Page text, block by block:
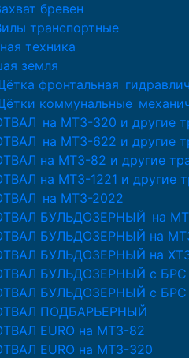
бревен
транспортные
техника
земля
фронтальная
коммунальные
на МТЗ-320 и другие
на МТЗ-622 и другие
на МТЗ-82 и другие
на МТЗ-1221 и другие
на МТЗ-2022
БУЛЬДОЗЕРНЫЙ на
БУЛЬДОЗЕРНЫЙ на
БУЛЬДОЗЕРНЫЙ на
БУЛЬДОЗЕРНЫЙ с БРС
БУЛЬДОЗЕРНЫЙ с БРС
ПОДБАРЬЕРНЫЙ
EURO на МТЗ-82
EURO на МТЗ-320